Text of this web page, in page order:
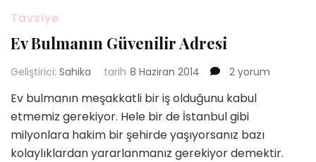
Tavsiye
Ev Bulmanın Güvenilir Adresi
Geliştirici: Sahika tarih 8 Haziran 2014
Ev
Güvenilir
Adresi
için
2 yorum
Ev bulmanın meşakkatli bir iş olduğunu kabul
etmemiz gerekiyor. Hele bir de İstanbul gibi
milyonlara hakim bir şehirde yaşıyorsanız bazı
kolaylıklardan yararlanmanız gerekiyor demektir.